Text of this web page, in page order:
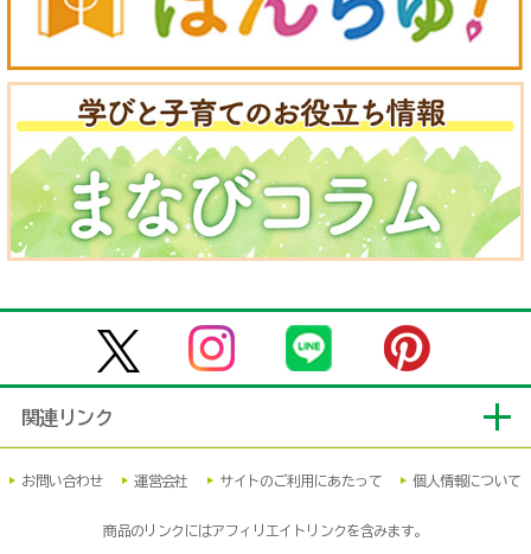
関連リンク
お問い合わせ 運営会社 サイトのご利用にあたって 個人情報について
商品のリンクにはアフィリエイトリンクを含みます。